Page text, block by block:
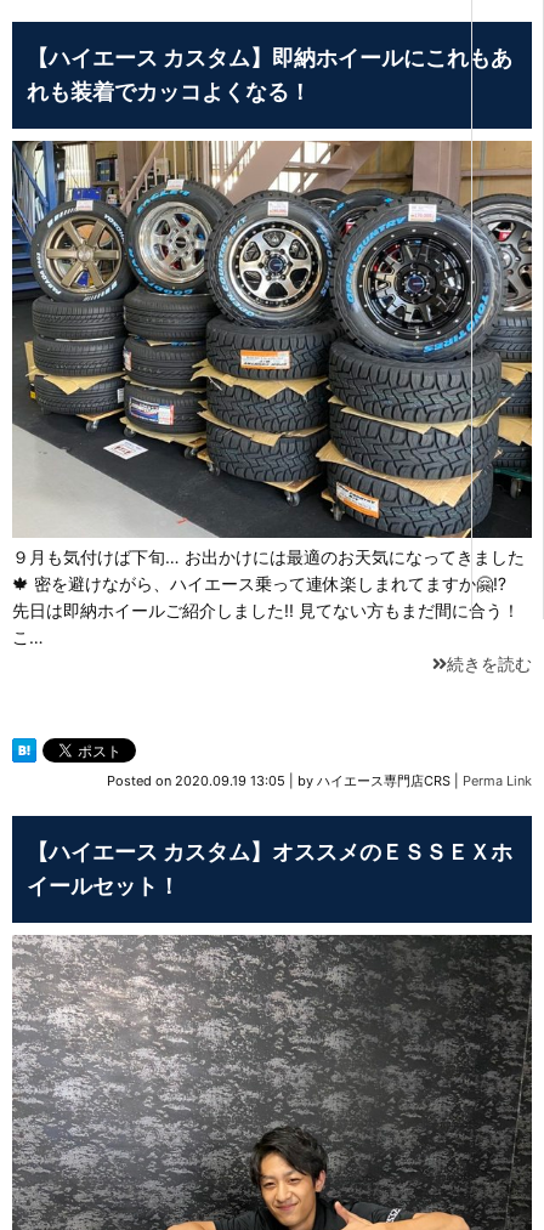
【ハイエース カスタム】即納ホイールにこれもあ
れも装着でカッコよくなる！
９月も気付けば下旬… お出かけには最適のお天気になってきました
🍁 密を避けながら、ハイエース乗って連休楽しまれてますか🤗⁉
先日は即納ホイールご紹介しました!! 見てない方もまだ間に合う！
こ…
続きを読む
Posted on 2020.09.19 13:05 by ハイエース専門店CRS Perma Link
【ハイエース カスタム】オススメのＥＳＳＥＸホ
イールセット！